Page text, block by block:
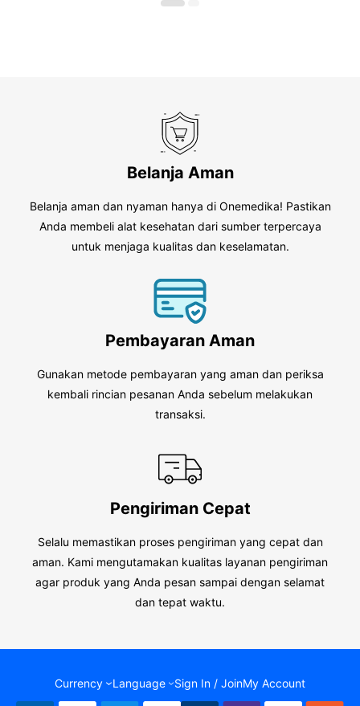
Belanja Aman
Belanja aman dan nyaman hanya di Onemedika! Pastikan
Anda membeli alat kesehatan dari sumber terpercaya
untuk menjaga kualitas dan keselamatan.
Pembayaran Aman
Gunakan metode pembayaran yang aman dan periksa
kembali rincian pesanan Anda sebelum melakukan
transaksi.
Pengiriman Cepat
Selalu memastikan proses pengiriman yang cepat dan
aman. Kami mengutamakan kualitas layanan pengiriman
agar produk yang Anda pesan sampai dengan selamat
dan tepat waktu.
Currency Language Sign In / JoinMy Account